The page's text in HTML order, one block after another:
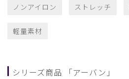
ノンアイロン ストレッチ
軽量素材
シリーズ商品 「アーバン」